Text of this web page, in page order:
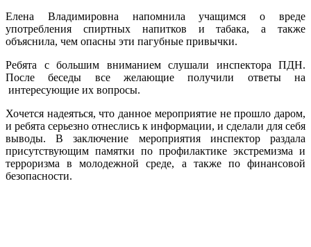
Елена Владимировна напомнила учащимся о вреде
употребления спиртных напитков и табака, а также
объяснила, чем опасны эти пагубные привычки.
Ребята с большим вниманием слушали инспектора ПДН.
После беседы все желающие получили ответы на
интересующие их вопросы.
Хочется надеяться, что данное мероприятие не прошло даром,
и ребята серьезно отнеслись к информации, и сделали для себя
выводы. В заключение мероприятия инспектор раздала
присутствующим памятки по профилактике экстремизма и
терроризма в молодежной среде, а также по финансовой
безопасности.